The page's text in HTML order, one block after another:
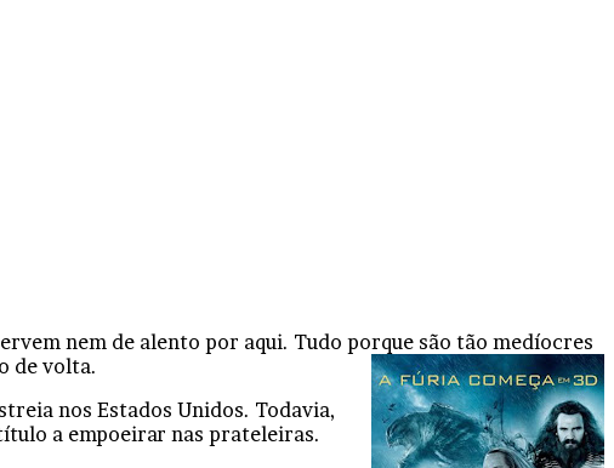
nem de alento por aqui. Tudo porque são tão medíocres
de volta.
nos Estados Unidos. Todavia,
a empoeirar nas prateleiras.